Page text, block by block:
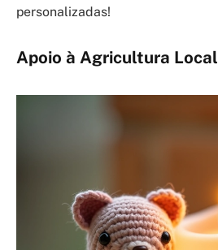
personalizadas!
Apoio à Agricultura Local